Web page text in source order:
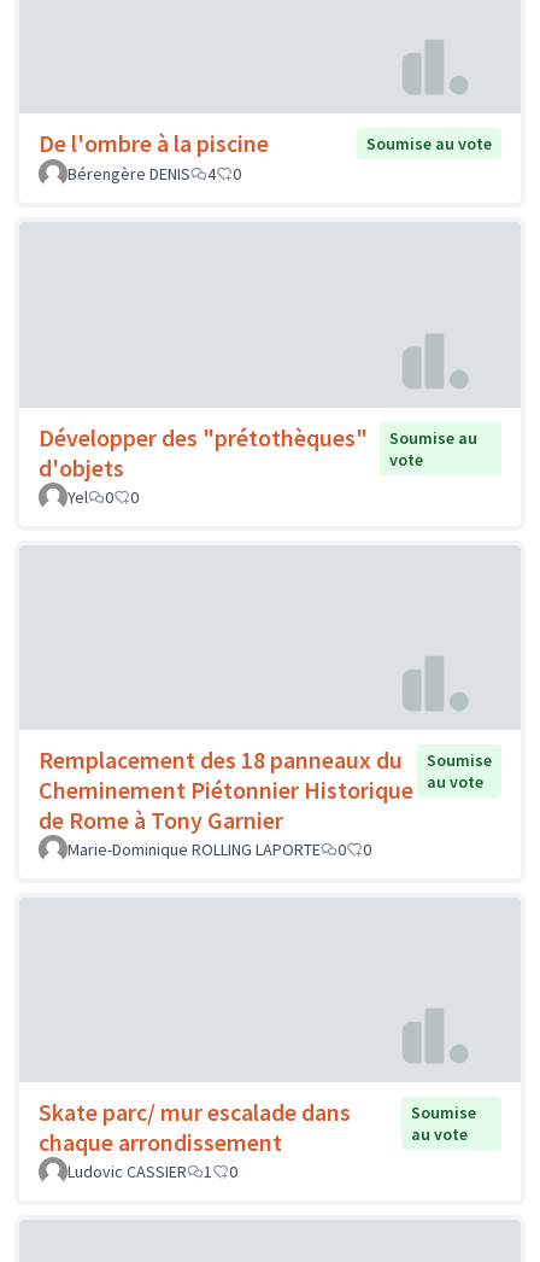
De l'ombre à la piscine
Soumise au vote
Bérengère DENIS
4 0
Développer des "prétothèques"
d'objets
Soumise au
vote
Yel
0 0
Remplacement des 18 panneaux du
Cheminement Piétonnier Historique
de Rome à Tony Garnier
Soumise
au vote
Marie-Dominique ROLLING LAPORTE 0 0
Skate parc/ mur escalade dans
chaque arrondissement
Soumise
au vote
Ludovic CASSIER
1 0